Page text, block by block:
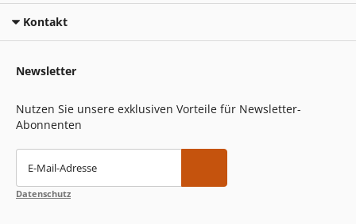
Kontakt
Newsletter
Nutzen Sie unsere exklusiven Vorteile für Newsletter-
Abonnenten
E-Mail-Adresse
Datenschutz